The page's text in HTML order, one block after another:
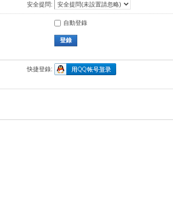
安全提問:
自動登錄
登錄
快捷登錄: